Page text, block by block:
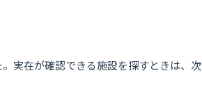
実在が確認できる施設を探すときは、次